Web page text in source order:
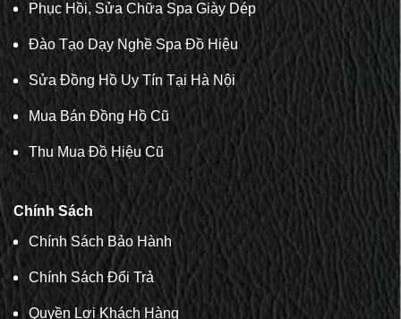
Phục Hồi, Sửa Chữa Spa Giày Dép
Đào Tạo Dạy Nghề Spa Đồ Hiệu
Sửa Đồng Hồ Uy Tín Tại Hà Nội
Mua Bán Đồng Hồ Cũ
Thu Mua Đồ Hiệu Cũ
Chính Sách
Chính Sách Bảo Hành
Chính Sách Đổi Trả
Quyền Lợi Khách Hàng